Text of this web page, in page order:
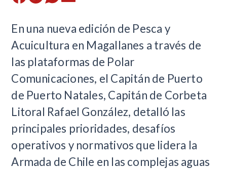
En una nueva edición de Pesca y
Acuicultura en Magallanes a través de
las plataformas de Polar
Comunicaciones, el Capitán de Puerto
de Puerto Natales, Capitán de Corbeta
Litoral Rafael González, detalló las
principales prioridades, desafíos
operativos y normativos que lidera la
Armada de Chile en las complejas aguas